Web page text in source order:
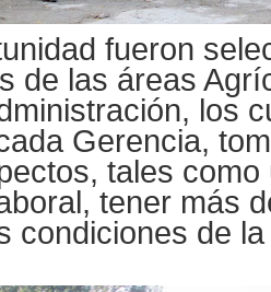
fueron
de las áreas
los
Gerencia,
tales
tener más
condiciones de